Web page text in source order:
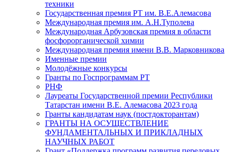
техники
Государственная премия РТ им. В.Е.Алемасова
Международная премия им. А.Н.Туполева
Международная Арбузовская премия в области
фосфорорганической химии
Международная премия имени В.В. Марковникова
Именные премии
Молодёжные конкурсы
Гранты по Госпрограммам РТ
РНФ
Лауреаты Государственной премии Республики
Татарстан имени В.Е. Алемасова 2023 года
Гранты кандидатам наук (постдокторантам)
ГРАНТЫ НА ОСУЩЕСТВЛЕНИЕ
ФУНДАМЕНТАЛЬНЫХ И ПРИКЛАДНЫХ
НАУЧНЫХ РАБОТ